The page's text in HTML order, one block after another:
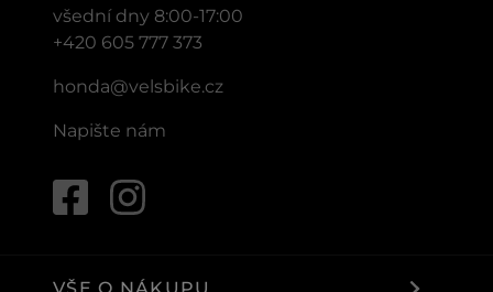
všední dny 8:00-17:00
+420 605 777 373
honda@velsbike.cz
Napište nám